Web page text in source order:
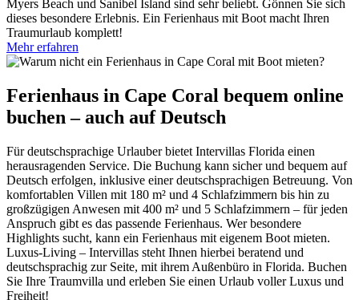
Myers Beach und Sanibel Island sind sehr beliebt. Gönnen Sie sich
dieses besondere Erlebnis. Ein Ferienhaus mit Boot macht Ihren
Traumurlaub komplett!
Mehr erfahren
Ferienhaus in Cape Coral bequem online
buchen – auch auf Deutsch
Für deutschsprachige Urlauber bietet Intervillas Florida einen
herausragenden Service. Die Buchung kann sicher und bequem auf
Deutsch erfolgen, inklusive einer deutschsprachigen Betreuung. Von
komfortablen Villen mit 180 m² und 4 Schlafzimmern bis hin zu
großzügigen Anwesen mit 400 m² und 5 Schlafzimmern – für jeden
Anspruch gibt es das passende Ferienhaus. Wer besondere
Highlights sucht, kann ein Ferienhaus mit eigenem Boot mieten.
Luxus-Living – Intervillas steht Ihnen hierbei beratend und
deutschsprachig zur Seite, mit ihrem Außenbüro in Florida. Buchen
Sie Ihre Traumvilla und erleben Sie einen Urlaub voller Luxus und
Freiheit!